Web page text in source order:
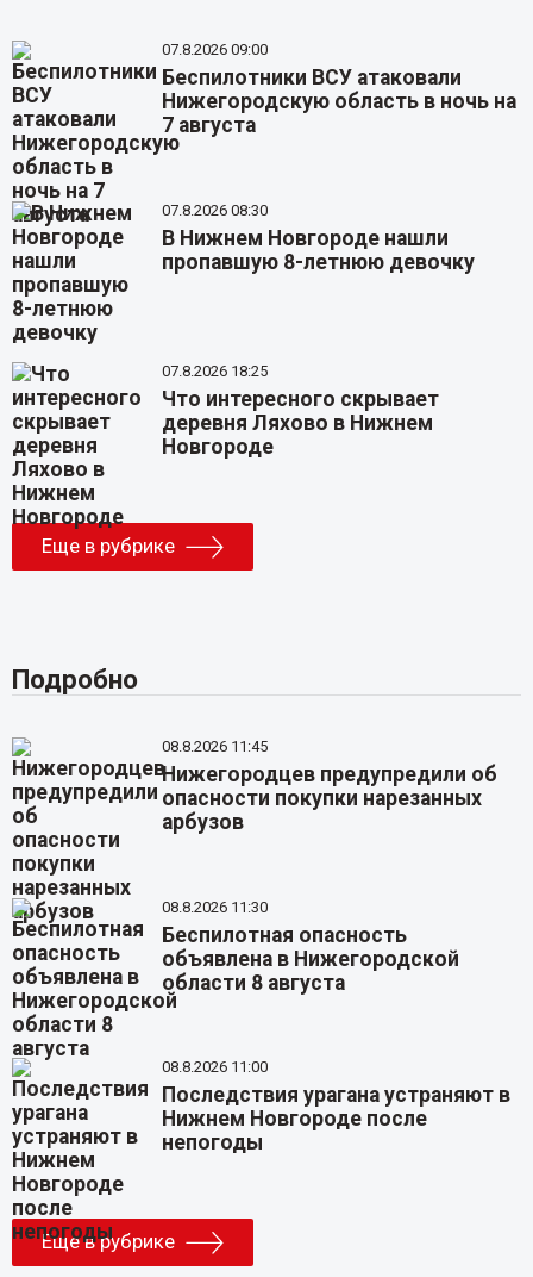
07.8.2026 09:00
Беспилотники ВСУ атаковали
Нижегородскую область в ночь на
7 августа
07.8.2026 08:30
В Нижнем Новгороде нашли
пропавшую 8-летнюю девочку
07.8.2026 18:25
Что интересного скрывает
деревня Ляхово в Нижнем
Новгороде
Еще в рубрике
Подробно
08.8.2026 11:45
Нижегородцев предупредили об
опасности покупки нарезанных
арбузов
08.8.2026 11:30
Беспилотная опасность
объявлена в Нижегородской
области 8 августа
08.8.2026 11:00
Последствия урагана устраняют в
Нижнем Новгороде после
непогоды
Еще в рубрике